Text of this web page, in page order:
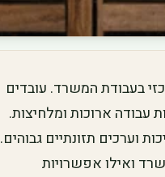
בעבודת המשרד. עובדים
ארוכות ומלחיצות.
וערכים תזונתיים גבוהים.
ואילו אפשרויות